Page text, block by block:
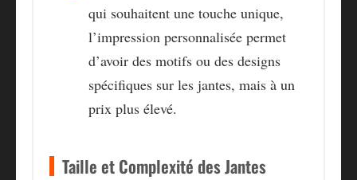
qui souhaitent une touche unique,
l’impression personnalisée permet
d’avoir des motifs ou des designs
spécifiques sur les jantes, mais à un
prix plus élevé.
Taille et Complexité des Jantes